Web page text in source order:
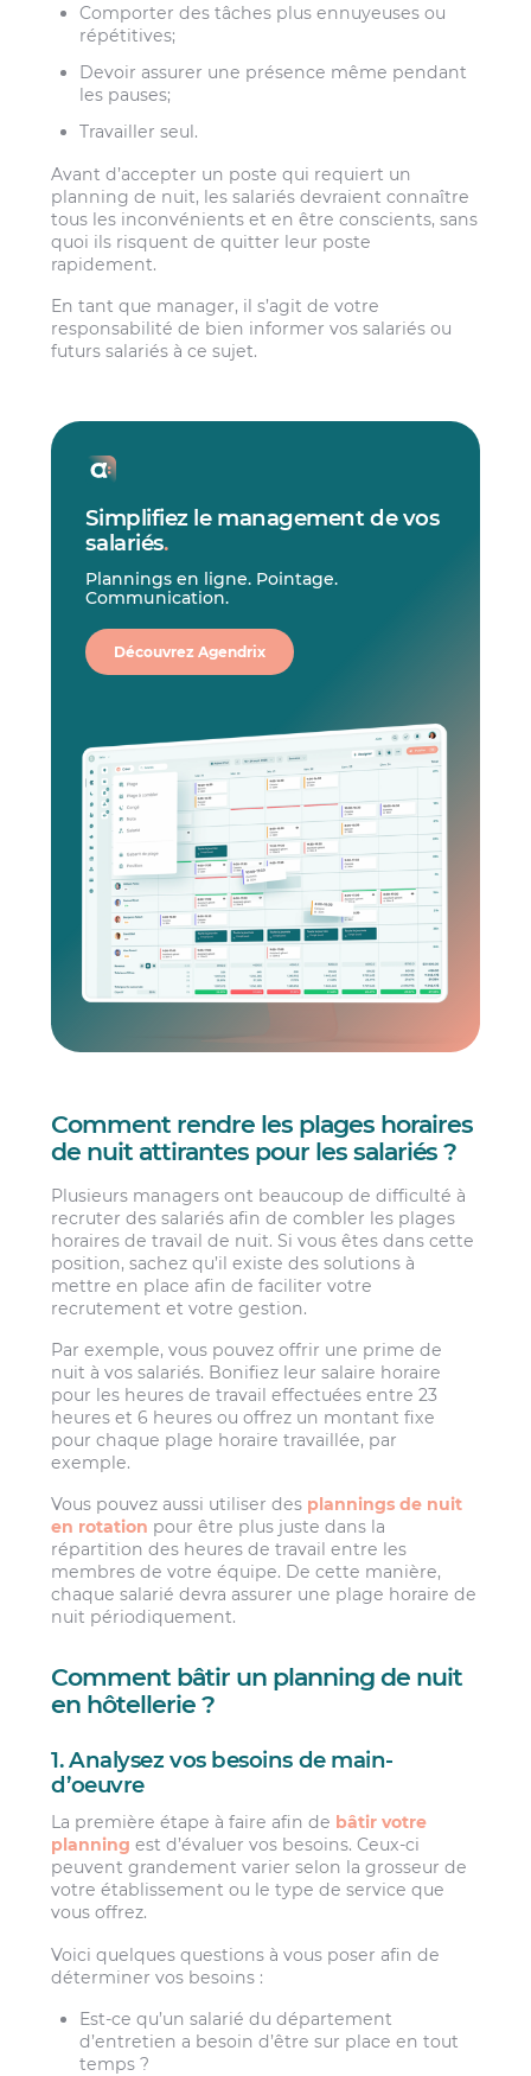
Comporter des tâches plus ennuyeuses ou
répétitives;
Devoir assurer une présence même pendant
les pauses;
Travailler seul.
Avant d’accepter un poste qui requiert un
planning de nuit, les salariés devraient connaître
tous les inconvénients et en être conscients, sans
quoi ils risquent de quitter leur poste
rapidement.
En tant que manager, il s’agit de votre
responsabilité de bien informer vos salariés ou
futurs salariés à ce sujet.
Simplifiez le management de vos
salariés.
Plannings en ligne. Pointage.
Communication.
Découvrez Agendrix
Comment rendre les plages horaires
de nuit attirantes pour les salariés ?
Plusieurs managers ont beaucoup de difficulté à
recruter des salariés afin de combler les plages
horaires de travail de nuit. Si vous êtes dans cette
position, sachez qu’il existe des solutions à
mettre en place afin de faciliter votre
recrutement et votre gestion.
Par exemple, vous pouvez offrir une prime de
nuit à vos salariés. Bonifiez leur salaire horaire
pour les heures de travail effectuées entre 23
heures et 6 heures ou offrez un montant fixe
pour chaque plage horaire travaillée, par
exemple.
Vous pouvez aussi utiliser des plannings de nuit
en rotation pour être plus juste dans la
répartition des heures de travail entre les
membres de votre équipe. De cette manière,
chaque salarié devra assurer une plage horaire de
nuit périodiquement.
Comment bâtir un planning de nuit
en hôtellerie ?
1. Analysez vos besoins de main-
d’oeuvre
La première étape à faire afin de bâtir votre
planning est d’évaluer vos besoins. Ceux-ci
peuvent grandement varier selon la grosseur de
votre établissement ou le type de service que
vous offrez.
Voici quelques questions à vous poser afin de
déterminer vos besoins :
Est-ce qu’un salarié du département
d’entretien a besoin d’être sur place en tout
temps ?